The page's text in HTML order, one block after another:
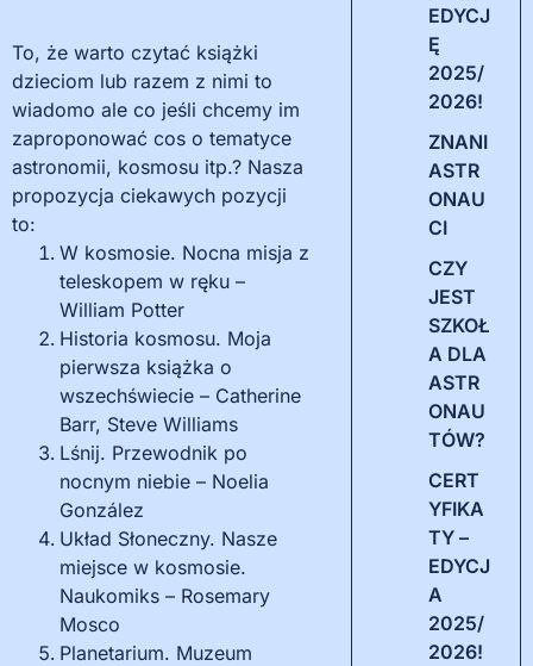
To, że warto czytać książki
dzieciom lub razem z nimi to
wiadomo ale co jeśli chcemy im
zaproponować cos o tematyce
astronomii, kosmosu itp.? Nasza
propozycja ciekawych pozycji
to:
W kosmosie. Nocna misja z
teleskopem w ręku –
William Potter
Historia kosmosu. Moja
pierwsza książka o
wszechświecie – Catherine
Barr, Steve Williams
Lśnij. Przewodnik po
nocnym niebie – Noelia
González
Układ Słoneczny. Nasze
miejsce w kosmosie.
Naukomiks – Rosemary
Mosco
Planetarium. Muzeum
EDYCJ
Ę
2025/
2026!
ZNANI
ASTR
ONAU
CI
CZY
JEST
SZKOŁ
A DLA
ASTR
ONAU
TÓW?
CERT
YFIKA
TY –
EDYCJ
A
2025/
2026!